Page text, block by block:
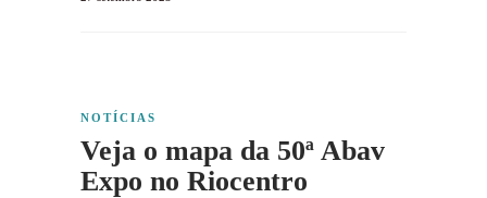
NOTÍCIAS
Veja o mapa da 50ª Abav
Expo no Riocentro